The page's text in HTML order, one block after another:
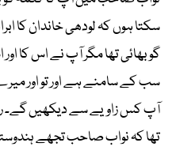
سکتا ہوں کہ لودھی خاندان کا
گو بھائی تھا مگر آپ نے اس کا
سب کے سامنے ہے اور تو اور
آپ کس زاویے سے دیکھیں گے۔
تھا کہ نواب صاحب تجھے